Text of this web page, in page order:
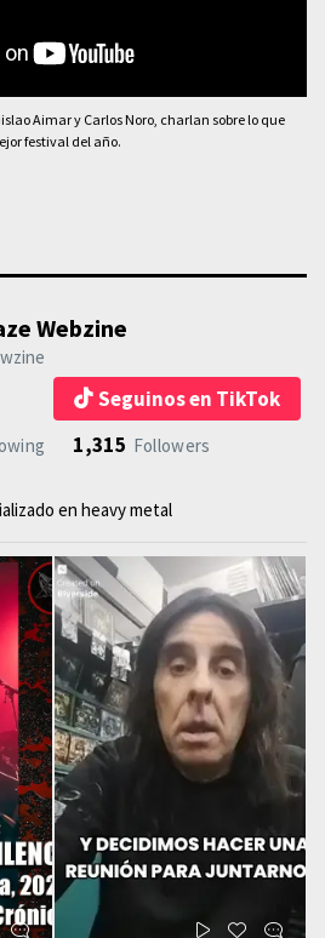
Aimar y Carlos Noro, charlan sobre lo que
festival del año.
Webzine
Seguinos en TikTok
1,315 Followers
en heavy metal